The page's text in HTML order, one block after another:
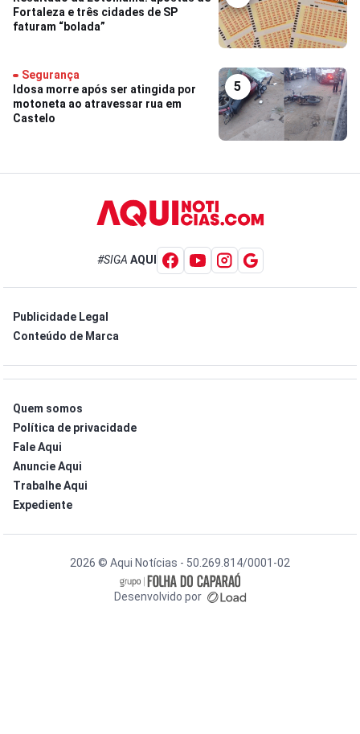
Fortaleza e três cidades de SP
faturam “bolada”
5
Segurança
Idosa morre após ser atingida por
motoneta ao atravessar rua em
Castelo
#SIGA AQUI
Publicidade Legal
Conteúdo de Marca
Quem somos
Política de privacidade
Fale Aqui
Anuncie Aqui
Trabalhe Aqui
Expediente
2026 © Aqui Notícias - 50.269.814/0001-02
Desenvolvido por